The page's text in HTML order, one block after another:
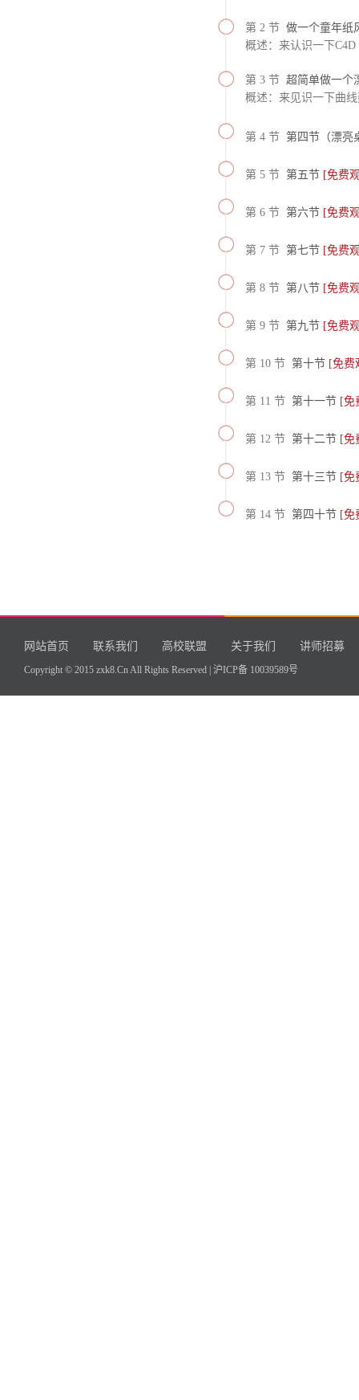
第 2 节 做一个童年纸
概述：来认识一下
第 3 节 超简单做一个
概述：来见识一下曲
第 4 节 第四节（漂亮
第 5 节 第五节 [免费
第 6 节 第六节 [免费
第 7 节 第七节 [免费
第 8 节 第八节 [免费
第 9 节 第九节 [免费
第 10 节 第十节 [免费
第 11 节 第十一节 [免
第 12 节 第十二节 [免
第 13 节 第十三节 [免
第 14 节 第四十节 [免
网站首页 联系我们 高校联盟 关于我们 讲师招募
Copyright © 2015 zxk8.Cn All Rights Reserved | 沪ICP备 10039589号